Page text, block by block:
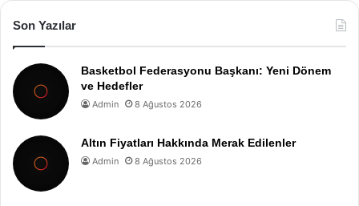
Son Yazılar
Basketbol Federasyonu Başkanı: Yeni Dönem
ve Hedefler
Admin 8 Ağustos 2026
Altın Fiyatları Hakkında Merak Edilenler
Admin 8 Ağustos 2026